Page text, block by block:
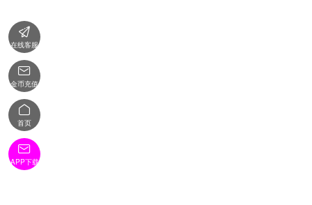

在线客服

金币充值

首页

APP下载